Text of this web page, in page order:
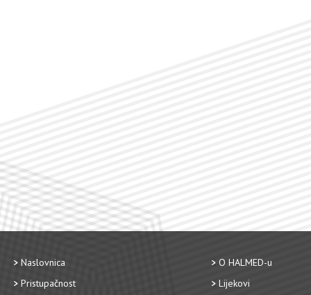
Naslovnica
Pristupačnost
O HALMED-u
Lijekovi